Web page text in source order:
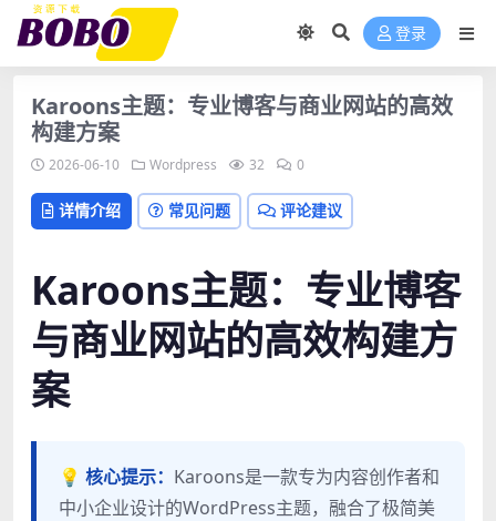
登录
Karoons主题：专业博客与商业网站的高效
构建方案
2026-06-10 Wordpress 32 0
详情介绍 常见问题 评论建议
Karoons主题：专业博客
与商业网站的高效构建方
案
💡 核心提示： Karoons是一款专为内容创作者和
中小企业设计的WordPress主题，融合了极简美